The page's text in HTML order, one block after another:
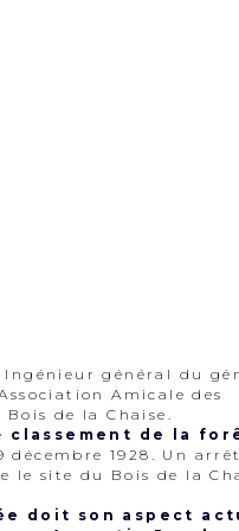
général du
Amicale des
de la Chaise.
classement de la
décembre 1928. Un
le site du Bois de la
doit son aspect